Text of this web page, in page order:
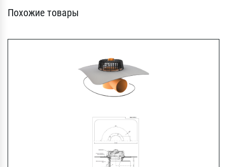
Похожие товары